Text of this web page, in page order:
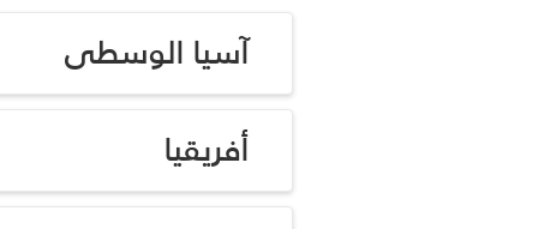
آسيا الوسطى
أفريقيا